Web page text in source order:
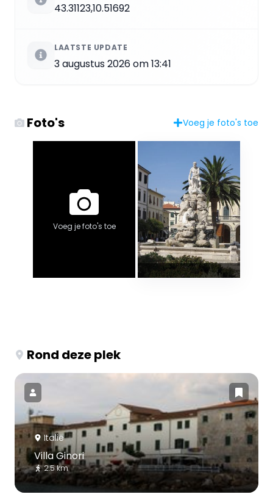
43.31123,10.51692
LAATSTE UPDATE
3 augustus 2026 om 13:41
Foto's Voeg je foto's toe
Voeg je foto's toe
Rond deze plek
Italië
Villa Ginori
2.5 km